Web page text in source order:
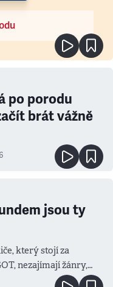
po porodu
brát vážně
jsou ty
který stojí za
nezajímají žánry,